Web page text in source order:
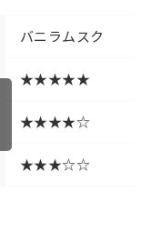
バニラムスク
★★★★★
★★★★☆
★★★☆☆